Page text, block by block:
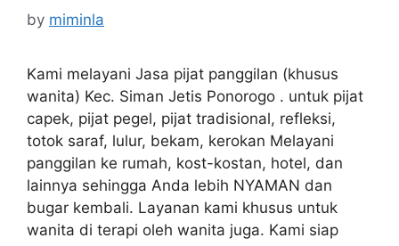
by miminla
Kami melayani Jasa pijat panggilan (khusus
wanita) Kec. Siman Jetis Ponorogo . untuk pijat
capek, pijat pegel, pijat tradisional, refleksi,
totok saraf, lulur, bekam, kerokan Melayani
panggilan ke rumah, kost-kostan, hotel, dan
lainnya sehingga Anda lebih NYAMAN dan
bugar kembali. Layanan kami khusus untuk
wanita di terapi oleh wanita juga. Kami siap